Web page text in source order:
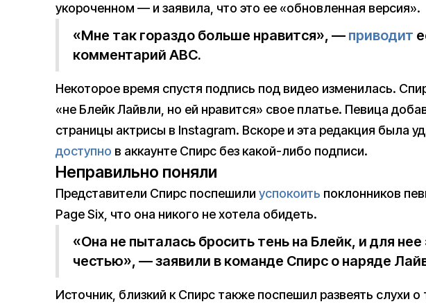
укороченном — и заявила, что это ее «обновленная версия».
«Мне так гораздо больше нравится», — приводит
комментарий ABC.
Некоторое время спустя подпись под видео изменилась.
«не Блейк Лайвли, но ей нравится» свое платье. Певица
страницы актрисы в Instagram. Вскоре и эта редакция была
доступно в аккаунте Спирс без какой-либо подписи.
Неправильно поняли
Представители Спирс поспешили успокоить поклонников
Page Six, что она никого не хотела обидеть.
«Она не пыталась бросить тень на Блейк, и для
честью», — заявили в команде Спирс о наряде
Источник, близкий к Спирс также поспешил развеять слухи